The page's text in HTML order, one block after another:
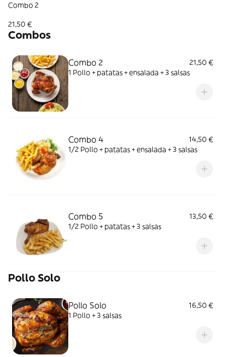
Combo 2
21,50 €
Combos
Combo 2
21,50 €
1 Pollo + patatas + ensalada + 3 salsas
Combo 4
14,50 €
1/2 Pollo + patatas + ensalada + 3 salsas
Combo 5
13,50 €
1/2 Pollo + patatas + 3 salsas
Pollo Solo
Pollo Solo
16,50 €
1 Pollo + 3 salsas